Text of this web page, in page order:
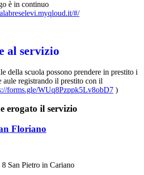
è in continuo
it/#/
al servizio
della scuola possono prendere in prestito i
registrando il prestito con il
forms.gle/WUq8Pzppk5Lv8obD7 )
erogato il servizio
Floriano
San Pietro in Cariano